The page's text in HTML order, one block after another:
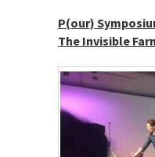
P(our)
The Invisible